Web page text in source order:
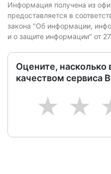
Информация получена из
предоставляется в
закона "Об информации,
и о защите информации" от
Оцените,
качеством сервиса
2
1